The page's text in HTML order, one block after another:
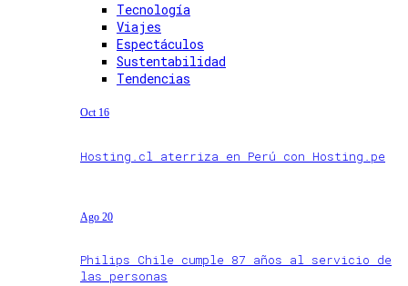
Tecnología
Viajes
Espectáculos
Sustentabilidad
Tendencias
Oct 16
Hosting.cl aterriza en Perú con Hosting.pe
Ago 20
Philips Chile cumple 87 años al servicio de
las personas